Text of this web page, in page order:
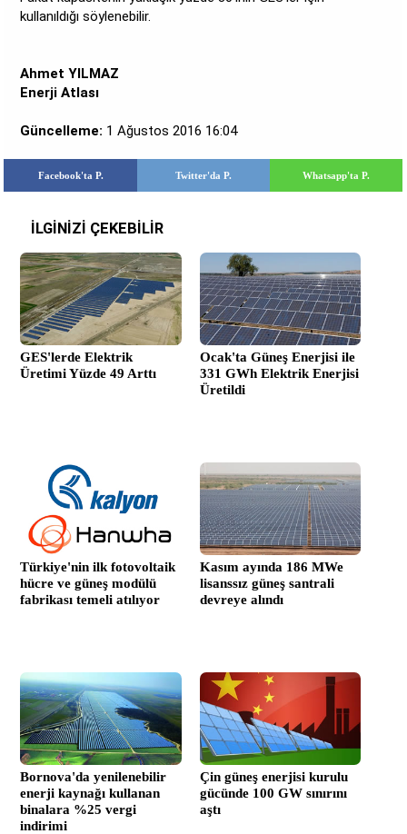
kullanıldığı söylenebilir.
Ahmet YILMAZ
Enerji Atlası
Güncelleme: 1 Ağustos 2016 16:04
Facebook'ta P. Twitter'da P. Whatsapp'ta P.
İLGİNİZİ ÇEKEBİLİR
GES'lerde Elektrik
Üretimi Yüzde 49 Arttı
Ocak'ta Güneş Enerjisi ile
331 GWh Elektrik Enerjisi
Üretildi
Türkiye'nin ilk fotovoltaik
hücre ve güneş modülü
fabrikası temeli atılıyor
Kasım ayında 186 MWe
lisanssız güneş santrali
devreye alındı
Bornova'da yenilenebilir
enerji kaynağı kullanan
binalara %25 vergi
indirimi
Çin güneş enerjisi kurulu
gücünde 100 GW sınırını
aştı